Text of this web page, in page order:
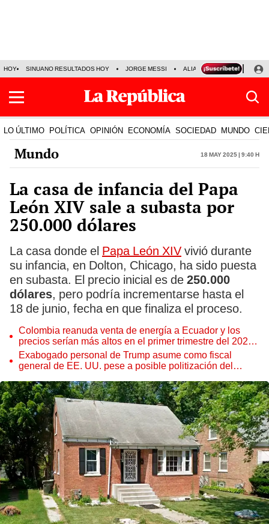
HOY SINUANO RESULTADOS HOY JORGE MESSI ALIANZA LIMA VS SPORT
LO ÚLTIMO POLÍTICA OPINIÓN ECONOMÍA SOCIEDAD MUNDO
Mundo 18 May 2025 | 9:40 h
La casa de infancia del Papa
León XIV sale a subasta por
250.000 dólares
La casa donde el Papa León XIV vivió durante
su infancia, en Dolton, Chicago, ha sido puesta
en subasta. El precio inicial es de 250.000
dólares, pero podría incrementarse hasta el
18 de junio, fecha en que finaliza el proceso.
Colombia reanuda venta de energía a Ecuador y los
precios serían más altos en el primer trimestre del 2027,
según Cenace
Exabogado personal de Trump asume como fiscal
general de EE. UU. pese a posible politización del